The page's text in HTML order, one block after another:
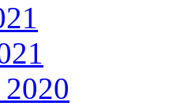
2020